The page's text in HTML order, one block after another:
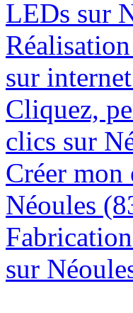
LEDs sur
sur
Cliquez,
clics sur
Créer mon
Néoules
sur